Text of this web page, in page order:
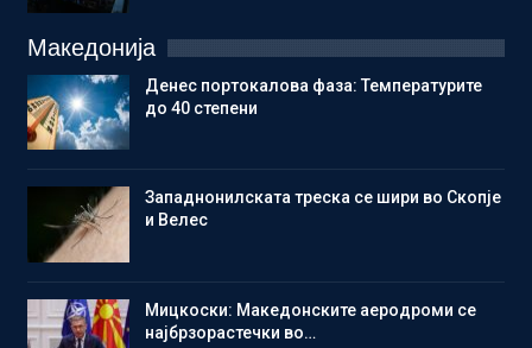
Македонија
Денес портокалова фаза: Температурите
до 40 степени
Западнонилската треска се шири во Скопје
и Велес
Мицкоски: Македонските аеродроми се
најбрзорастечки во…